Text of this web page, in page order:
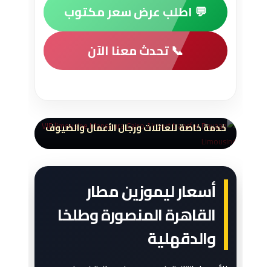
💬 اطلب عرض سعر مكتوب
📞 تحدث معنا الآن
خدمة خاصة للعائلات ورجال الأعمال والضيوف
أسعار ليموزين مطار
القاهرة المنصورة وطلخا
والدقهلية